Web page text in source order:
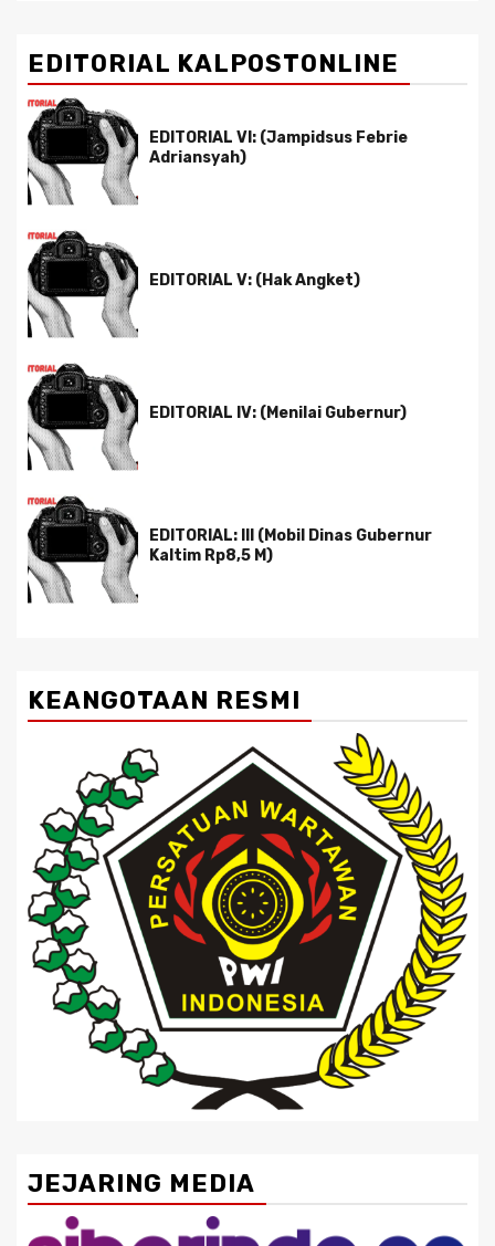
EDITORIAL KALPOSTONLINE
EDITORIAL VI: (Jampidsus Febrie
Adriansyah)
EDITORIAL V: (Hak Angket)
EDITORIAL IV: (Menilai Gubernur)
EDITORIAL: III (Mobil Dinas Gubernur
Kaltim Rp8,5 M)
KEANGOTAAN RESMI
JEJARING MEDIA